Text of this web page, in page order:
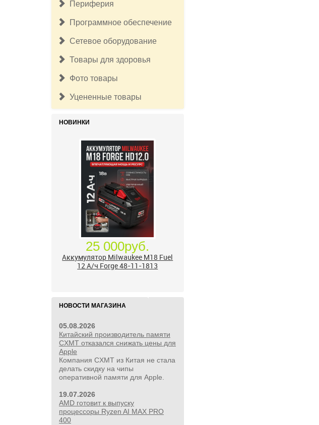
Периферия
Программное обеспечение
Сетевое оборудование
Товары для здоровья
Фото товары
Уцененные товары
НОВИНКИ
25 000руб.
Аккумулятор Milwaukee M18 Fuel
12 А/ч Forge 48-11-1813
17 500руб.
Бесщёточный шуруповерт
Milwaukee M12 FUEL 3403-20 (без
НОВОСТИ МАГАЗИНА
05.08.2026
Китайский производитель памяти
CXMT отказался снижать цены для
Apple
Компания CXMT из Китая не стала
делать скидку на чипы
оперативной памяти для Apple.
19.07.2026
AMD готовит к выпуску
процессоры Ryzen AI MAX PRO
400